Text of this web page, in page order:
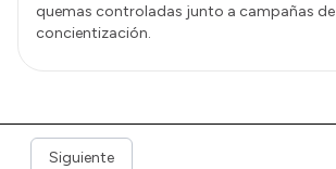
quemas controladas junto a campañas de
concientización.
Siguiente